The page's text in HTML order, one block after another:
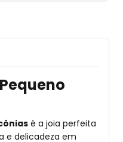
é a joia perfeita
e delicadeza em